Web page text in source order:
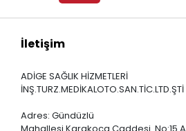
İletişim
ADİGE SAĞLIK HİZMETLERİ
İNŞ.TURZ.MEDİKALOTO.SAN.TİC.LTD.ŞTİ
Adres: Gündüzlü